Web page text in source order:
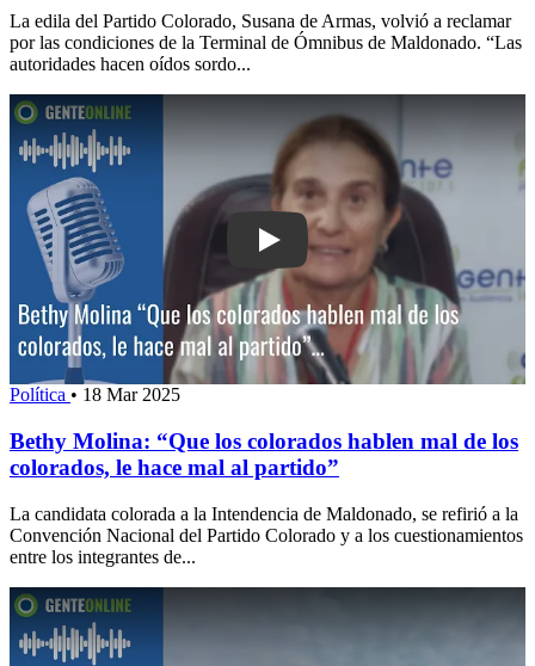
La edila del Partido Colorado, Susana de Armas, volvió a reclamar
por las condiciones de la Terminal de Ómnibus de Maldonado. “Las
autoridades hacen oídos sordo...
Play: Bethy Molina: “Que los
Política • 18 Mar 2025
Bethy Molina: “Que los colorados hablen mal de los
colorados, le hace mal al partido”
La candidata colorada a la Intendencia de Maldonado, se refirió a la
Convención Nacional del Partido Colorado y a los cuestionamientos
entre los integrantes de...